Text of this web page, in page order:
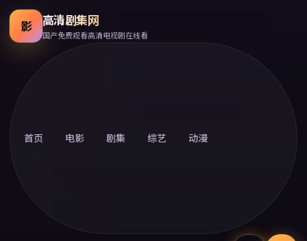
影 高清剧集网
国产免费观看高清电视剧在线看
首页 电影 剧集 综艺 动漫